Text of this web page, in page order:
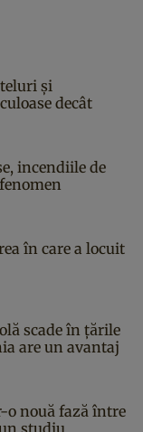
și
decât
incendiile de
în care a locuit
scade în țările
are un avantaj
o nouă fază între
studiu